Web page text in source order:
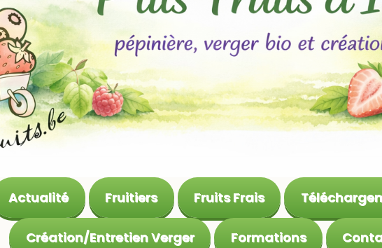
Actualité Fruitiers Fruits Frais
Création/Entretien Verger Formations